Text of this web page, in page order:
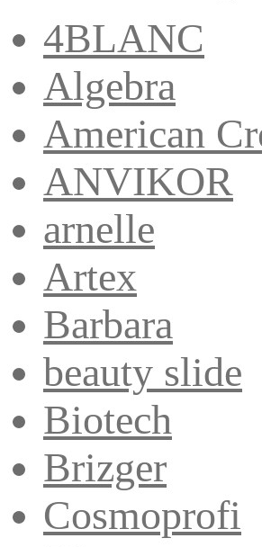
4BLANC
Algebra
American
ANVIKOR
arnelle
Artex
Barbara
beauty slide
Biotech
Brizger
Cosmoprofi